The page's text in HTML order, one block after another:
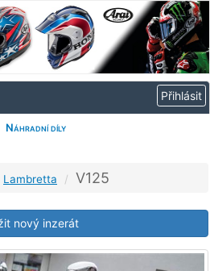
Náhradní díly
Lambretta V125
nový inzerát